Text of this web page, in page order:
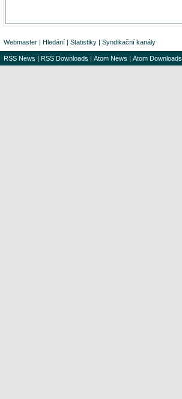
Webmaster | Hledání | Statistiky | Syndikační kanály
RSS News | RSS Downloads | Atom News | Atom Downloads